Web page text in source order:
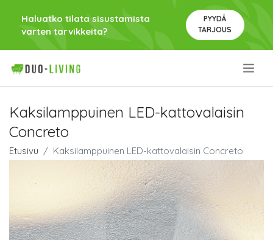
Haluatko tilata sisustamista
varten tarvikkeita?
PYYDÄ
TARJOUS
Kaksilamppuinen LED-kattovalaisin
Concreto
Etusivu Kaksilamppuinen LED-kattovalaisin Concreto